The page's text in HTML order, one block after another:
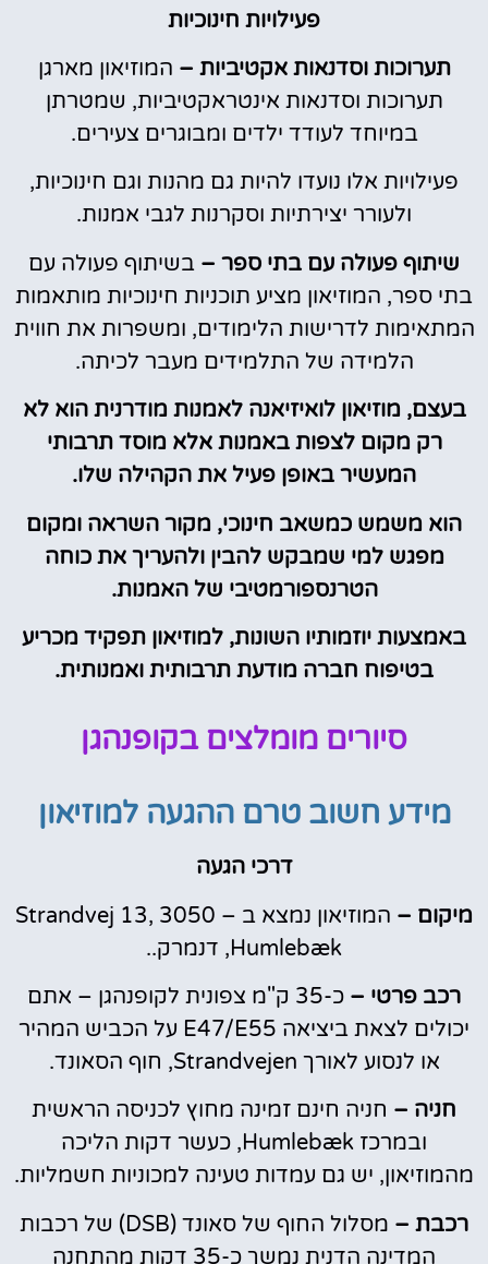
פעילויות חינוכיות
תערוכות וסדנאות אקטיביות – המוזיאון מארגן
תערוכות וסדנאות אינטראקטיביות, שמטרתן
במיוחד לעודד ילדים ומבוגרים צעירים.
פעילויות אלו נועדו להיות גם מהנות וגם חינוכיות,
ולעורר יצירתיות וסקרנות לגבי אמנות.
שיתוף פעולה עם בתי ספר – בשיתוף פעולה עם
בתי ספר, המוזיאון מציע תוכניות חינוכיות מותאמות
המתאימות לדרישות הלימודים, ומשפרות את חווית
הלמידה של התלמידים מעבר לכיתה.
בעצם, מוזיאון לואיזיאנה לאמנות מודרנית הוא לא
רק מקום לצפות באמנות אלא מוסד תרבותי
המעשיר באופן פעיל את הקהילה שלו.
הוא משמש כמשאב חינוכי, מקור השראה ומקום
מפגש למי שמבקש להבין ולהעריך את כוחה
הטרנספורמטיבי של האמנות.
באמצעות יוזמותיו השונות, למוזיאון תפקיד מכריע
בטיפוח חברה מודעת תרבותית ואמנותית.
סיורים מומלצים בקופנהגן
מידע חשוב טרם ההגעה למוזיאון
דרכי הגעה
מיקום –
המוזיאון נמצא ב – Strandvej 13, 3050
Humlebæk, דנמרק..
רכב פרטי –
כ-35 ק"מ צפונית לקופנהגן – אתם
יכולים לצאת ביציאה E47/E55 על הכביש המהיר
או לנסוע לאורך Strandvejen, חוף הסאונד.
חניה – חניה חינם זמינה מחוץ לכניסה הראשית
ובמרכז Humlebæk, כעשר דקות הליכה
מהמוזיאון, יש גם עמדות טעינה למכוניות חשמליות.
רכבת –
מסלול החוף של סאונד (DSB) של רכבות
המדינה הדנית נמשך כ-35 דקות מהתחנה